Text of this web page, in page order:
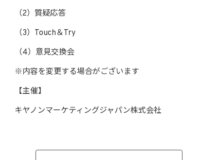
（2）質疑応答
（3）Touch＆Try
（4）意見交換会
※内容を変更する場合がございます
【主催】
キヤノンマーケティングジャパン株式会社